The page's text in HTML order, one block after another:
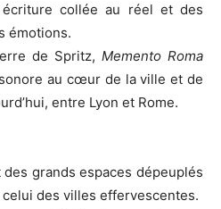
écriture collée au réel et des
émotions.
de Spritz, Memento Roma
au cœur de la ville et de
entre Lyon et Rome.
grands espaces dépeuplés
des villes effervescentes.